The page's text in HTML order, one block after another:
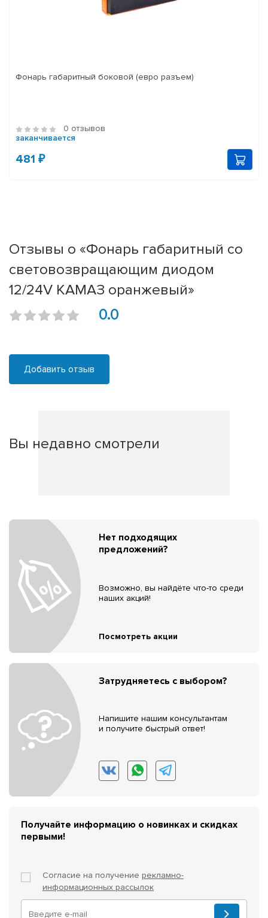
Фонарь габаритный боковой (евро разъем)
0 отзывов
заканчивается
481 ₽
Отзывы о «Фонарь габаритный со
световозвращающим диодом
12/24V КАМАЗ оранжевый»
0.0
Добавить отзыв
Вы недавно смотрели
Нет подходящих
предложений?
Возможно, вы найдёте что-то среди
наших акций!
Посмотреть акции
Затрудняетесь с выбором?
Напишите нашим консультантам
и получите быстрый ответ!
Получайте информацию о новинках и скидках
первыми!
Согласие на получение рекламно-
информационных рассылок